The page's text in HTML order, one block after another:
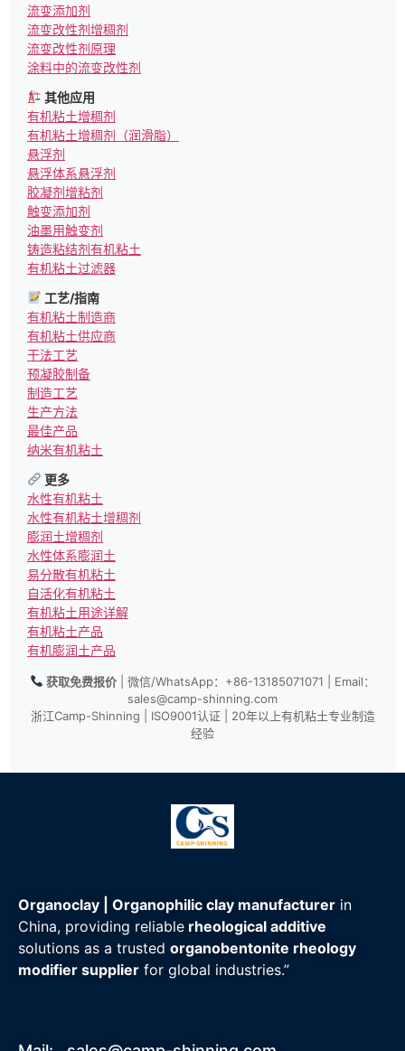
流变添加剂
流变改性剂增稠剂
流变改性剂原理
涂料中的流变改性剂
其他应用
有机粘土增稠剂
有机粘土增稠剂（润滑脂）
悬浮剂
悬浮体系悬浮剂
胶凝剂增粘剂
触变添加剂
油墨用触变剂
铸造粘结剂有机粘土
有机粘土过滤器
工艺/指南
有机粘土制造商
有机粘土供应商
干法工艺
预凝胶制备
制造工艺
生产方法
最佳产品
纳米有机粘土
更多
水性有机粘土
水性有机粘土增稠剂
膨润土增稠剂
水性体系膨润土
易分散有机粘土
自活化有机粘土
有机粘土用途详解
有机粘土产品
有机膨润土产品
获取免费报价 | 微信/WhatsApp：+86-13185071071 | Email：
sales@camp-shinning.com
浙江Camp-Shinning | ISO9001认证 | 20年以上有机粘土专业制造
经验
Organoclay | Organophilic clay manufacturer in
China, providing reliable rheological additive
solutions as a trusted organobentonite rheology
modifier supplier for global industries.”